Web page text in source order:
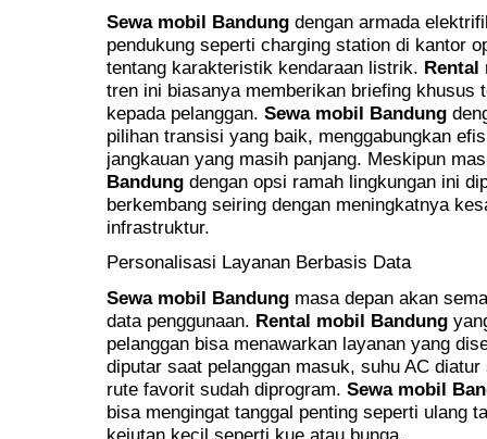
Sewa mobil Bandung dengan armada
pendukung seperti charging station di kantor
tentang karakteristik kendaraan listrik. Rental
tren ini biasanya memberikan briefing khusus
kepada pelanggan. Sewa mobil Bandung
pilihan transisi yang baik, menggabungkan
jangkauan yang masih panjang. Meskipun
Bandung dengan opsi ramah lingkungan ini
berkembang seiring dengan meningkatnya
infrastruktur.
Personalisasi Layanan Berbasis Data
Sewa mobil Bandung masa depan akan
data penggunaan. Rental mobil Bandung
pelanggan bisa menawarkan layanan yang
diputar saat pelanggan masuk, suhu AC
rute favorit sudah diprogram. Sewa mobil
bisa mengingat tanggal penting seperti ulang
kejutan kecil seperti kue atau bunga.